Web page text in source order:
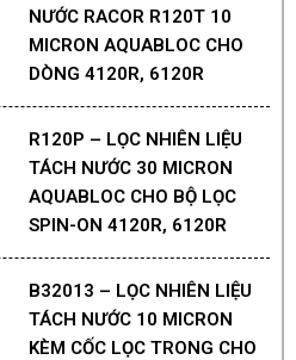
NƯỚC RACOR R120T 10
MICRON AQUABLOC CHO
DÒNG 4120R, 6120R
R120P – LỌC NHIÊN LIỆU
TÁCH NƯỚC 30 MICRON
AQUABLOC CHO BỘ LỌC
SPIN-ON 4120R, 6120R
B32013 – LỌC NHIÊN LIỆU
TÁCH NƯỚC 10 MICRON
KÈM CỐC LỌC TRONG CHO